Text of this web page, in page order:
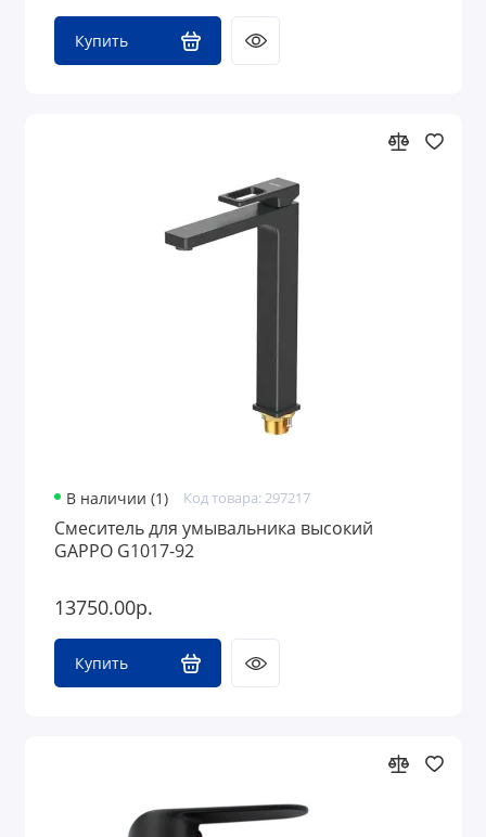
Купить
В наличии (1) Код товара: 297217
Смеситель для умывальника высокий
GAPPO G1017-92
13750.00р.
Купить